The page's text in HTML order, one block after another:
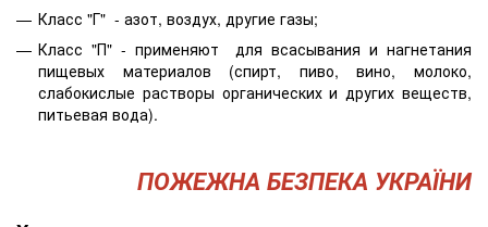
Класс "Г" - азот, воздух, другие газы;
Класс "П" - применяют для всасывания и нагнетания
пищевых материалов (спирт, пиво, вино, молоко,
слабокислые растворы органических и других веществ,
питьевая вода).
ПОЖЕЖНА БЕЗПЕКА УКРАЇНИ